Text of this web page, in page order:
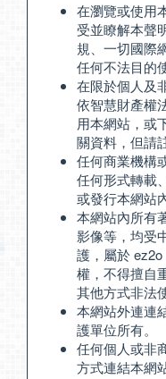
在瀏覽或使用
受並瞭解本聲
規、一切國際
任何不法目的
在限於個人及
依智慧財產權
用本網站，或
關資料，但請
任何商業機構
任何形式轉載
或發行本網站
本網站內所有
影像等，均受
護，屬於
權，不得擅自
其他方式非法
本網站外連連
護單位所有。
任何個人或非
方式連結本網站